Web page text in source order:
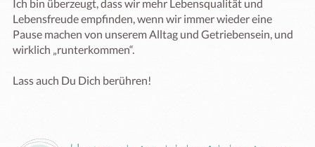
Ich bin überzeugt, dass wir mehr Lebensqualität und
Lebensfreude empfinden, wenn wir immer wieder eine
Pause machen von unserem Alltag und Getriebensein, und
wirklich „runterkommen“.
Lass auch Du Dich berühren!